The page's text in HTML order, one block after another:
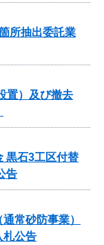
所抽出委託業
置）及び撤去
黒石3工区付替
告
常砂防事業）
公告